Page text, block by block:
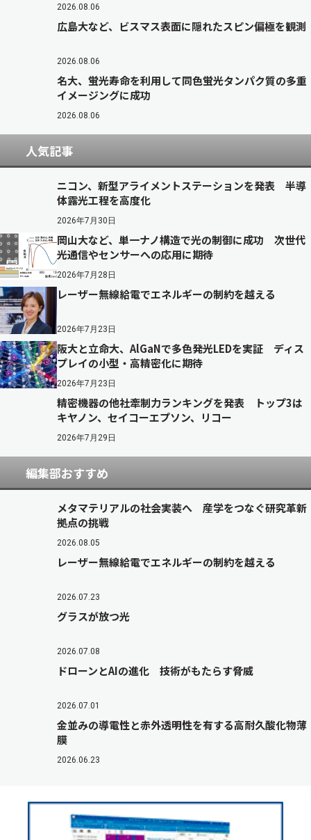
2026.08.06
広島大など、ビスマス表面に隠れたスピン偏極を観測
2026.08.06
名大、蛍光寿命を利用して同色蛍光タンパク質の多重
イメージングに成功
2026.08.06
人気記事
ニコン、新型アライメントステーションを発表 半導
体露光工程を高度化
2026年7月30日
岡山大など、単一ナノ構造で光の制御に成功 次世代
光通信やセンサーへの応用に期待
2026年7月28日
レーザー無線給電でエネルギーの制約を越える
2026年7月23日
阪大と立命大、AlGaNで多色発光LEDを実証 ディス
プレイの小型・高精密化に期待
2026年7月23日
精密機器の他社牽制力ランキングを発表 トップ3は
キヤノン、セイコーエプソン、リコー
2026年7月29日
編集部おすすめ
メタマテリアルの社会実装へ 産学をつなぐ研究革新
拠点の挑戦
2026.08.05
レーザー無線給電でエネルギーの制約を越える
2026.07.23
グラスが放つ光
2026.07.08
ドローンとAIの進化 技術がもたらす脅威
2026.07.01
金並みの導電性と赤外透明性を有する高耐久酸化物薄
膜
2026.06.23